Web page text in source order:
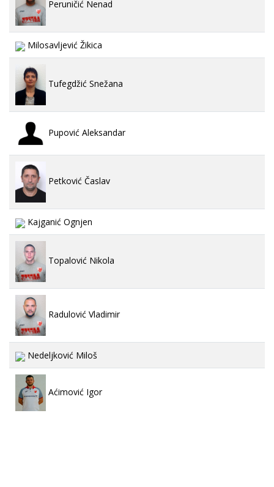
Peruničić Nenad
Milosavljević Žikica
Tufegdžić Snežana
Pupović Aleksandar
Petković Časlav
Kajganić Ognjen
Topalović Nikola
Radulović Vladimir
Nedeljković Miloš
Aćimović Igor